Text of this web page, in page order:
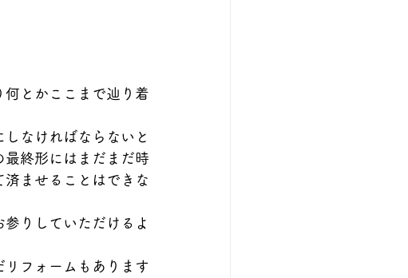
とかここまで辿り着
なければならないと
最終形にはまだまだ時
ませることはできな
りしていただけるよ
フォームもあります